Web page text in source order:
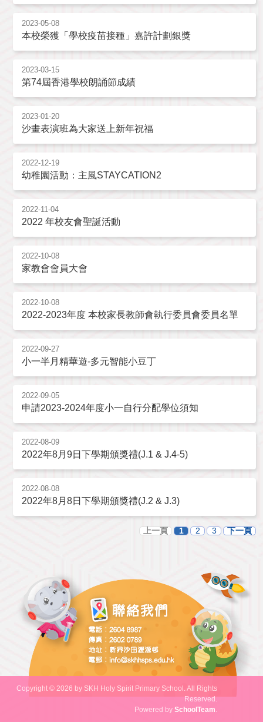
2023-05-08
本校榮獲「學校疫苗接種」嘉許計劃銀獎
2023-03-15
第74屆香港學校朗誦節成績
2023-01-20
沙畫表演班為大家送上新年祝福
2022-12-19
幼稚園活動：主風STAYCATION2
2022-11-04
2022 年校友會聖誕活動
2022-10-08
家教會會員大會
2022-10-08
2022-2023年度 本校家長教師會執行委員會委員名單
2022-09-27
小一半月精華遊-多元智能小豆丁
2022-09-05
申請2023-2024年度小一自行分配學位須知
2022-08-09
2022年8月9日下學期頒獎禮(J.1 & J.4-5)
2022-08-08
2022年8月8日下學期頒獎禮(J.2 & J.3)
上一頁 1 2 3 下一頁
Copyright © 2026 by SKH Holy Spirit Primary School. All Rights
Reserved.
Powered bySchoolTeam